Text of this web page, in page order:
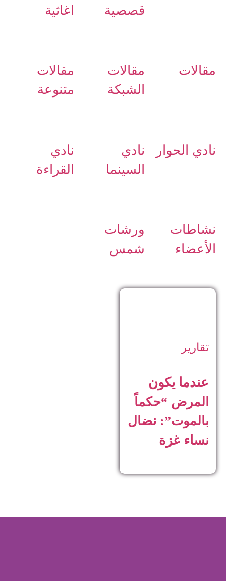
قصصية اغاثية
مقالات
مقالات
الشبكة
مقالات
متنوعة
نادي الحوار
نادي
السينما
نادي
القراءة
نشاطات
الأعضاء
ورشات
شمس
تقارير
عندما يكون
المرض “حكماً
بالموت”: نضال
نساء غزة